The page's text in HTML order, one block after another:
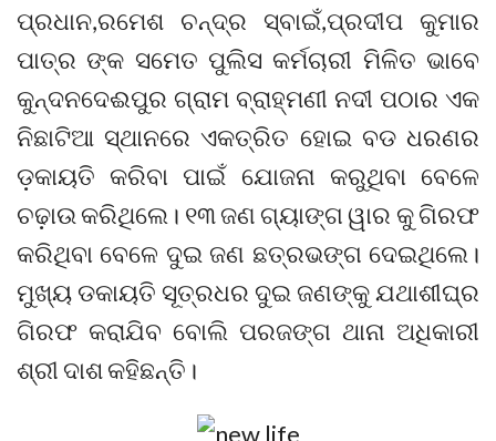
ପ୍ରଧାନ,ରମେଶ ଚନ୍ଦ୍ର ସ୍ବାଇଁ,ପ୍ରଦୀପ କୁମାର
ପାତ୍ର ଙ୍କ ସମେତ ପୁଲିସ କର୍ମଚାରୀ ମିଳିତ ଭାବେ
କୁନ୍ଦନଦେଈପୁର ଗ୍ରାମ ବ୍ରାହ୍ମଣୀ ନଦୀ ପଠାର ଏକ
ନିଛାଟିଆ ସ୍ଥାନରେ ଏକତ୍ରିତ ହୋଇ ବଡ ଧରଣର
ଡ଼କାୟତି କରିବା ପାଇଁ ଯୋଜନା କରୁଥିବା ବେଳେ
ଚଢ଼ାଉ କରିଥିଲେ। ୧୩ ଜଣ ଗ୍ୟାଙ୍ଗ ୱାର କୁ ଗିରଫ
କରିଥିବା ବେଳେ ଦୁଇ ଜଣ ଛତ୍ରଭଙ୍ଗ ଦେଇଥିଲେ।
ମୁଖ୍ୟ ଡକାୟତି ସୂତ୍ରଧର ଦୁଇ ଜଣଙ୍କୁ ଯଥାଶୀଘ୍ର
ଗିରଫ କରାଯିବ ବୋଲି ପରଜଙ୍ଗ ଥାନା ଅଧିକାରୀ
ଶ୍ରୀ ଦାଶ କହିଛନ୍ତି।